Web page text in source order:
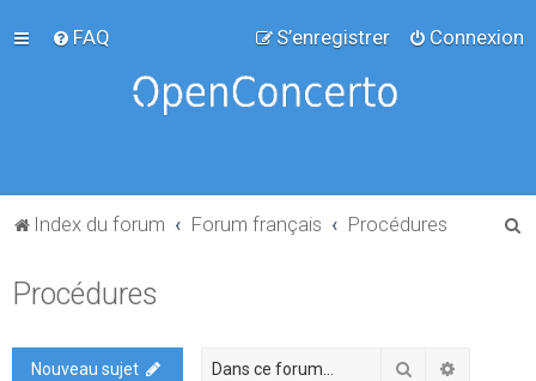
FAQ Connexion
S’enregistrer
Index du forum Forum français Procédures
Procédures
Nouveau sujet Rechercher